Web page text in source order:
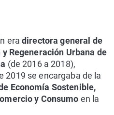
eradirectora general de
Regeneración Urbana de
(de 2016 a 2018),
2019 se encargaba de la
Economía Sostenible,
y Consumo en la